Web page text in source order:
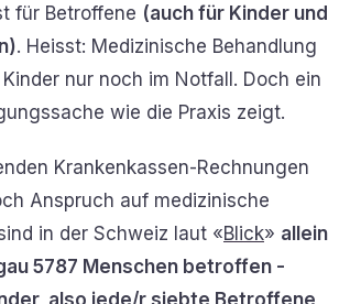
für Betroffene (auch für Kinder und
. Heisst: Medizinische Behandlung
nur noch im Notfall. Doch ein
wie die Praxis zeigt.
Krankenkassen-Rechnungen
Anspruch auf medizinische
in der Schweiz laut «Blick» allein
5787 Menschen betroffen -
also jede/r siebte Betroffene